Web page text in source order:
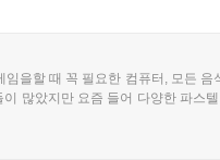
을할 때 꼭 필요한 컴퓨터, 모든
많았지만 요즘 들어 다양한 파스